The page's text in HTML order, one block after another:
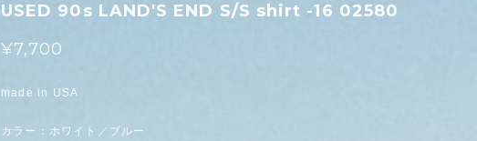
USED 90s LAND'S END S/S shirt -16 02580
¥7,700
made in USA
カラー：ホワイト／ブルー